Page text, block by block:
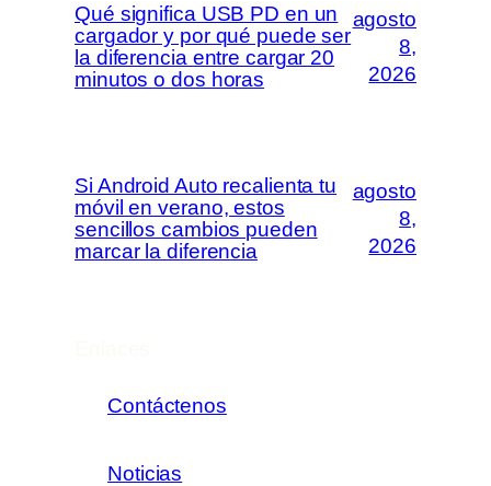
Qué significa USB PD en un
cargador y por qué puede ser
la diferencia entre cargar 20
minutos o dos horas
agosto
8,
2026
Si Android Auto recalienta tu
móvil en verano, estos
sencillos cambios pueden
marcar la diferencia
agosto
8,
2026
Contáctenos
Noticias